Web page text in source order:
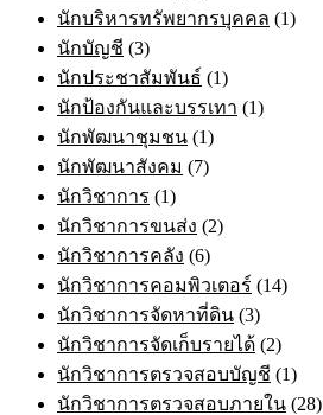
นักบริหารทรัพยากรบุคคล (1)
นักบัญชี (3)
นักประชาสัมพันธ์ (1)
นักป้องกันและบรรเทา (1)
นักพัฒนาชุมชน (1)
นักพัฒนาสังคม (7)
นักวิชาการ (1)
นักวิชาการขนส่ง (2)
นักวิชาการคลัง (6)
นักวิชาการคอมพิวเตอร์ (14)
นักวิชาการจัดหาที่ดิน (3)
นักวิชาการจัดเก็บรายได้ (2)
นักวิชาการตรวจสอบบัญชี (1)
นักวิชาการตรวจสอบภายใน (28)